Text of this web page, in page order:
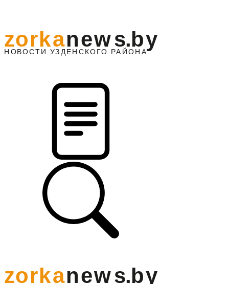
НО ВОСТИ УЗДЕНС КО ГО РАЙОНА
zorkanews.by